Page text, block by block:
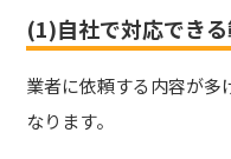
(1)自社で対応でき
業者に依頼する内容が多
なります。